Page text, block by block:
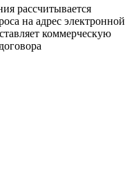
рассчитывается
на адрес электронной
коммерческую